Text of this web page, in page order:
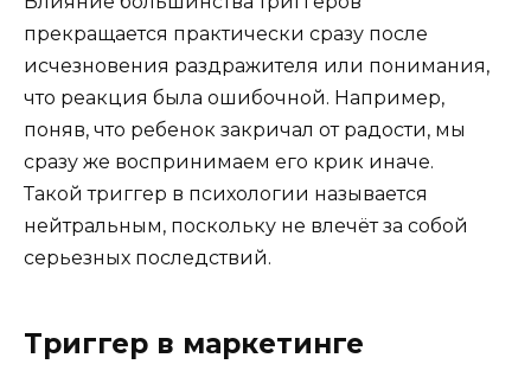
прекращается практически сразу после
исчезновения раздражителя или понимания,
что реакция была ошибочной. Например,
поняв, что ребенок закричал от радости, мы
сразу же воспринимаем его крик иначе.
Такой триггер в психологии называется
нейтральным, поскольку не влечёт за собой
серьезных последствий.
Триггер в маркетинге